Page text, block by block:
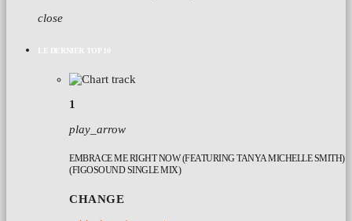
close
LE DERNIER TOP 10
1
play_arrow
EMBRACE ME RIGHT NOW (FEATURING TANYA MICHELLE SMITH)
(FIGOSOUND SINGLE MIX)
CHANGE